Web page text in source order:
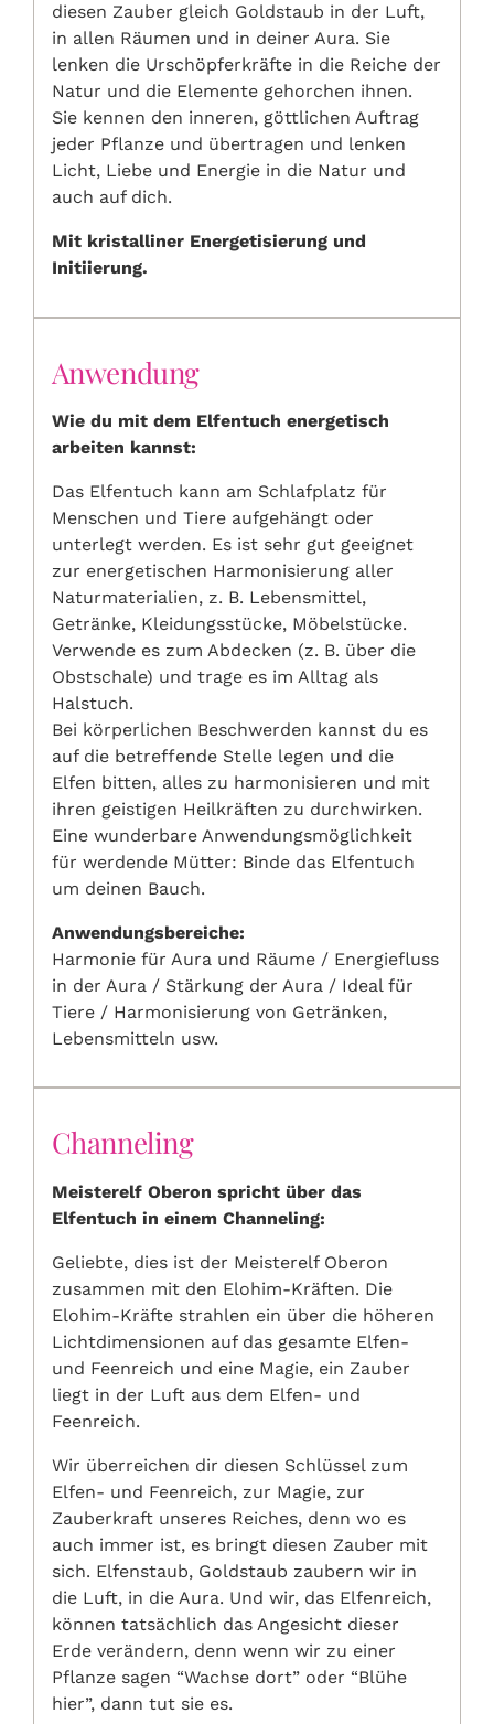
diesen Zauber gleich Goldstaub in der Luft,
in allen Räumen und in deiner Aura. Sie
lenken die Urschöpferkräfte in die Reiche der
Natur und die Elemente gehorchen ihnen.
Sie kennen den inneren, göttlichen Auftrag
jeder Pflanze und übertragen und lenken
Licht, Liebe und Energie in die Natur und
auch auf dich.
Mit kristalliner Energetisierung und
Initiierung.
Anwendung
Wie du mit dem Elfentuch energetisch
arbeiten kannst:
Das Elfentuch kann am Schlafplatz für
Menschen und Tiere aufgehängt oder
unterlegt werden. Es ist sehr gut geeignet
zur energetischen Harmonisierung aller
Naturmaterialien, z. B. Lebensmittel,
Getränke, Kleidungsstücke, Möbelstücke.
Verwende es zum Abdecken (z. B. über die
Obstschale) und trage es im Alltag als
Halstuch.
Bei körperlichen Beschwerden kannst du es
auf die betreffende Stelle legen und die
Elfen bitten, alles zu harmonisieren und mit
ihren geistigen Heilkräften zu durchwirken.
Eine wunderbare Anwendungsmöglichkeit
für werdende Mütter: Binde das Elfentuch
um deinen Bauch.
Anwendungsbereiche:
Harmonie für Aura und Räume / Energiefluss
in der Aura / Stärkung der Aura / Ideal für
Tiere / Harmonisierung von Getränken,
Lebensmitteln usw.
Channeling
Meisterelf Oberon spricht über das
Elfentuch in einem Channeling:
Geliebte, dies ist der Meisterelf Oberon
zusammen mit den Elohim-Kräften. Die
Elohim-Kräfte strahlen ein über die höheren
Lichtdimensionen auf das gesamte Elfen-
und Feenreich und eine Magie, ein Zauber
liegt in der Luft aus dem Elfen- und
Feenreich.
Wir überreichen dir diesen Schlüssel zum
Elfen- und Feenreich, zur Magie, zur
Zauberkraft unseres Reiches, denn wo es
auch immer ist, es bringt diesen Zauber mit
sich. Elfenstaub, Goldstaub zaubern wir in
die Luft, in die Aura. Und wir, das Elfenreich,
können tatsächlich das Angesicht dieser
Erde verändern, denn wenn wir zu einer
Pflanze sagen “Wachse dort” oder “Blühe
hier”, dann tut sie es.